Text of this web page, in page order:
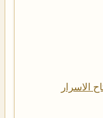
الاسرار